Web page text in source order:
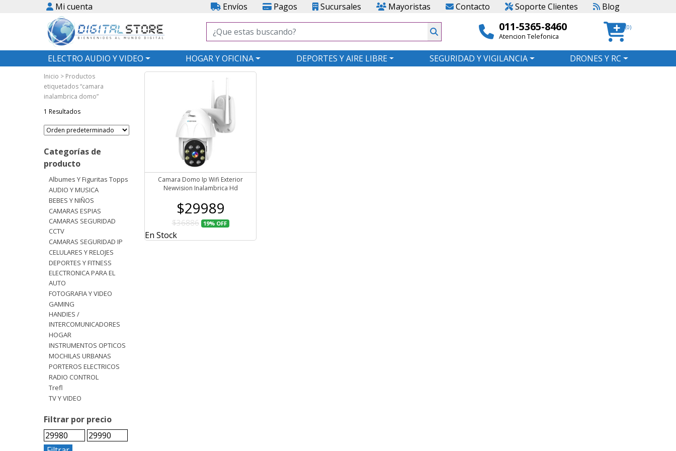
Mi cuenta Envíos Pagos Sucursales Mayoristas Contacto Soporte Clientes Blog
011-5365-8460
Atencion Telefonica
(0)
ELECTRO AUDIO Y VIDEO HOGAR Y OFICINA DEPORTES Y AIRE LIBRE SEGURIDAD Y VIGILANCIA DRONES Y RC
Inicio > Productos
etiquetados “camara
inalambrica domo”
1 Resultados
Categorías de
producto
Albumes Y Figuritas Topps
AUDIO Y MUSICA
BEBES Y NIÑOS
CAMARAS ESPIAS
CAMARAS SEGURIDAD
CCTV
CAMARAS SEGURIDAD IP
CELULARES Y RELOJES
DEPORTES Y FITNESS
ELECTRONICA PARA EL
AUTO
FOTOGRAFIA Y VIDEO
GAMING
HANDIES /
INTERCOMUNICADORES
HOGAR
INSTRUMENTOS OPTICOS
MOCHILAS URBANAS
PORTEROS ELECTRICOS
RADIO CONTROL
Trefl
TV Y VIDEO
Filtrar por precio
Camara Domo Ip Wifi Exterior
Newvision Inalambrica Hd
$29989
$36886 19% OFF
En Stock